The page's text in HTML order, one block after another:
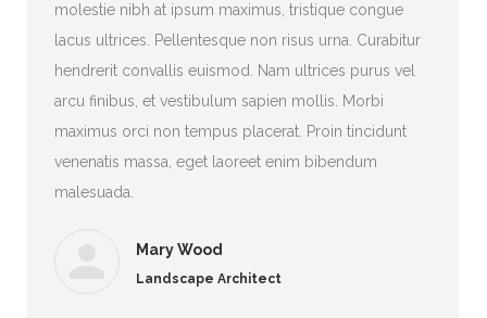
molestie nibh at ipsum maximus, tristique congue
lacus ultrices. Pellentesque non risus urna. Curabitur
hendrerit convallis euismod. Nam ultrices purus vel
arcu finibus, et vestibulum sapien mollis. Morbi
maximus orci non tempus placerat. Proin tincidunt
venenatis massa, eget laoreet enim bibendum
malesuada.
Mary Wood
Landscape Architect